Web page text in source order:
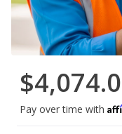
Pay over time with